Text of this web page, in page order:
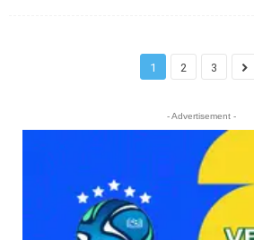
1 2 3
- Advertisement -